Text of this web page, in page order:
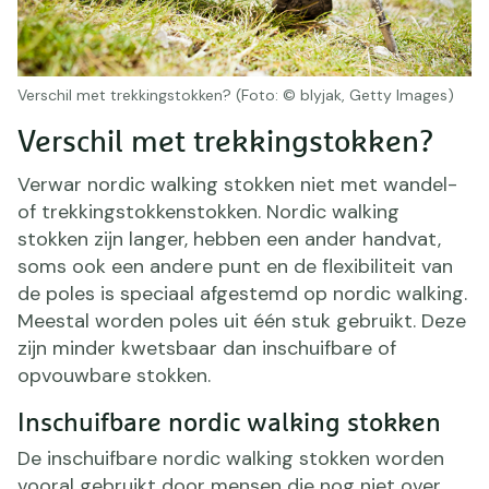
Verschil met trekkingstokken? (Foto: © blyjak, Getty Images)
Verschil met trekkingstokken?
Verwar nordic walking stokken niet met wandel-
of trekkingstokkenstokken. Nordic walking
stokken zijn langer, hebben een ander handvat,
soms ook een andere punt en de flexibiliteit van
de poles is speciaal afgestemd op nordic walking.
Meestal worden poles uit één stuk gebruikt. Deze
zijn minder kwetsbaar dan inschuifbare of
opvouwbare stokken.
Inschuifbare nordic walking stokken
De inschuifbare nordic walking stokken worden